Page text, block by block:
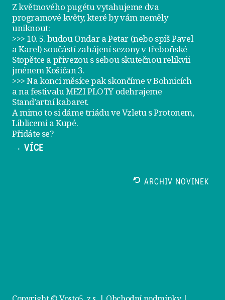
Z květnového pugétu vytahujeme dva
programové květy, které by vám neměly
uniknout:
>>> 10. 5. budou Ondar a Petar (nebo spíš Pavel
a Karel) součástí zahájení sezony vtřeboňské
Stopětce a přivezou s sebou skutečnou relikvii
jménemKošičan 3.
>>> Na konci měsíce pak skončíme v Bohnicích
a na festivaluMEZI PLOTY odehrajeme
Stand’artní kabaret.
A mimo to si dámetriádu ve Vzletu s Protonem,
Liblicemi a Kupé.
Přidáte se?
→ VÍCE
ARCHIV NOVINEK